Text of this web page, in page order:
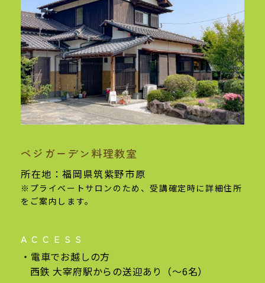
ベジガーデン料理教室
所在地：福岡県筑紫野市原
※プライベートサロンのため、受講確定時に詳細住所
をご案内します。
ACCESS
電車でお越しの方
西鉄 大宰府駅からの送迎あり（〜6名）